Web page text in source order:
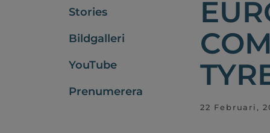
Stories
Bildgalleri
YouTube
Prenumerera
22 Februari,